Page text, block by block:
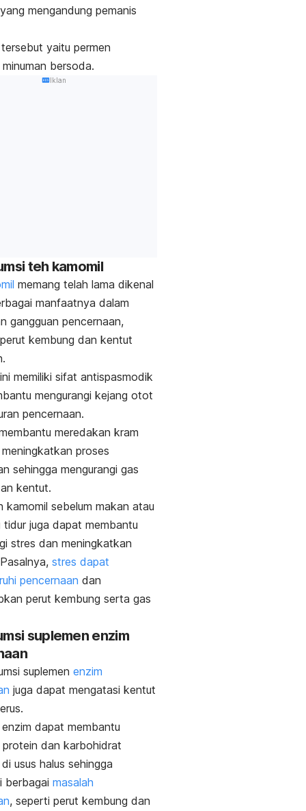
mengandung pemanis
yaitu permen
bersoda.
Iklan
teh kamomil
memang telah lama dikenal
manfaatnya dalam
gangguan pencernaan,
kembung dan kentut
memiliki sifat antispasmodik
mengurangi kejang otot
pencernaan.
meredakan kram
proses
sehingga mengurangi gas
kentut.
kamomil sebelum makan atau
tidur juga dapat membantu
stres dan meningkatkan
stres dapat
pencernaan dan
perut kembung serta gas
suplemen enzim
suplemen enzim
juga dapat mengatasi kentut
enzim dapat membantu
protein dan karbohidrat
usus halus sehingga
berbagai masalah
, seperti perut kembung dan